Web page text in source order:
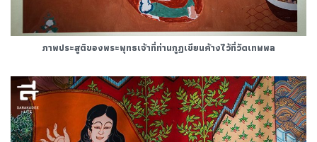
ภาพประสูติของพระพุทธเจ้าที่ท่านกูฏเขียนค้างไว้ที่วัดเทพพล